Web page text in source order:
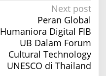
Next post
Peran Global
Humaniora Digital FIB
UB Dalam Forum
Cultural Technology
UNESCO di Thailand